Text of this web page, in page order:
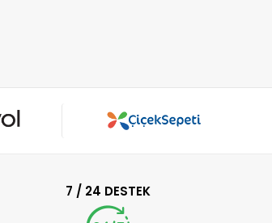
7 / 24 DESTEK